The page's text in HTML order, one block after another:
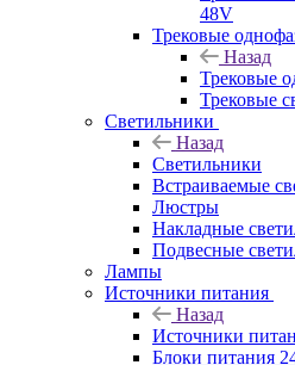
48V
Трековые
Назад
Трековые
Трековые
Светильники
Назад
Светильники
Встраиваемые
Люстры
Накладные
Подвесные
Лампы
Источники питания
Назад
Источники
Блоки питания